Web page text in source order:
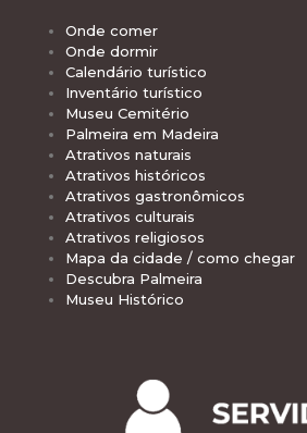
Onde comer
Onde dormir
Calendário turístico
Inventário turístico
Museu Cemitério
Palmeira em Madeira
Atrativos naturais
Atrativos históricos
Atrativos gastronômicos
Atrativos culturais
Atrativos religiosos
Mapa da cidade / como chegar
Descubra Palmeira
Museu Histórico